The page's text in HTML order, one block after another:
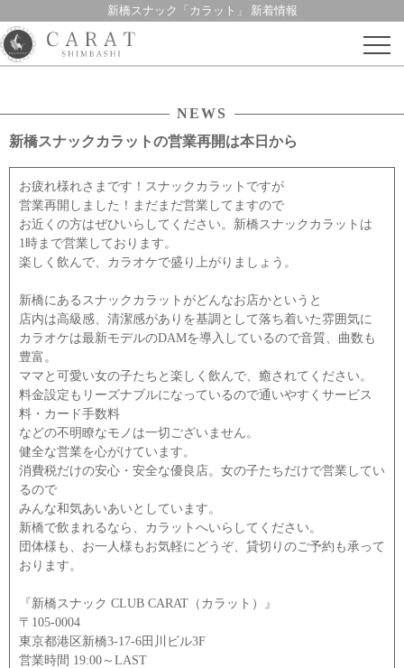
新橋スナック「カラット」 新着情報
Skip
NEWS
新橋スナックカラットの営業再開は本日から
お疲れ様れさまです！スナックカラットですが
営業再開しました！まだまだ営業してますので
お近くの方はぜひいらしてください。新橋スナックカラットは
1時まで営業しております。
楽しく飲んで、カラオケで盛り上がりましょう。
新橋にあるスナックカラットがどんなお店かというと
店内は高級感、清潔感がありを基調として落ち着いた雰囲気に
カラオケは最新モデルのDAMを導入しているので音質、曲数も
豊富。
ママと可愛い女の子たちと楽しく飲んで、癒されてください。
料金設定もリーズナブルになっているので通いやすくサービス
料・カード手数料
などの不明瞭なモノは一切ございません。
健全な営業を心がけています。
消費税だけの安心・安全な優良店。女の子たちだけで営業してい
るので
みんな和気あいあいとしています。
新橋で飲まれるなら、カラットへいらしてください。
団体様も、お一人様もお気軽にどうぞ、貸切りのご予約も承って
おります。
『新橋スナック CLUB CARAT（カラット）』
〒105-0004
東京都港区新橋3-17-6田川ビル3F
営業時間 19:00～LAST